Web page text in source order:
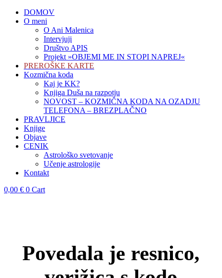
DOMOV
O meni
O Ani Malenica
Intervjuji
Društvo APIS
Projekt »OBJEMI ME IN STOPI NAPREJ«
PREROŠKE KARTE
Kozmična koda
Kaj je KK?
Knjiga Duša na razpotju
NOVOST – KOZMIČNA KODA NA OZADJU
TELEFONA – BREZPLAČNO
PRAVLJICE
Knjige
Objave
CENIK
Astrološko svetovanje
Učenje astrologije
Kontakt
0,00 € 0 Cart
Povedala je resnico,